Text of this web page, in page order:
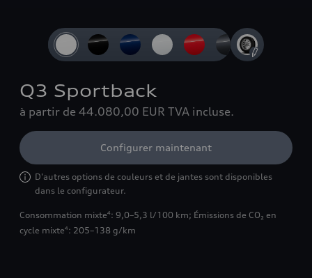
Q3 Sportback
à partir de 44.080,00 EUR TVA incluse.
Configurer maintenant
D'autres options de couleurs et de jantes sont disponibles
dans le configurateur.
Consommation mixte4 : 9,0–5,3 l/100 km; Émissions de CO₂ en
cycle mixte4 : 205–138 g/km